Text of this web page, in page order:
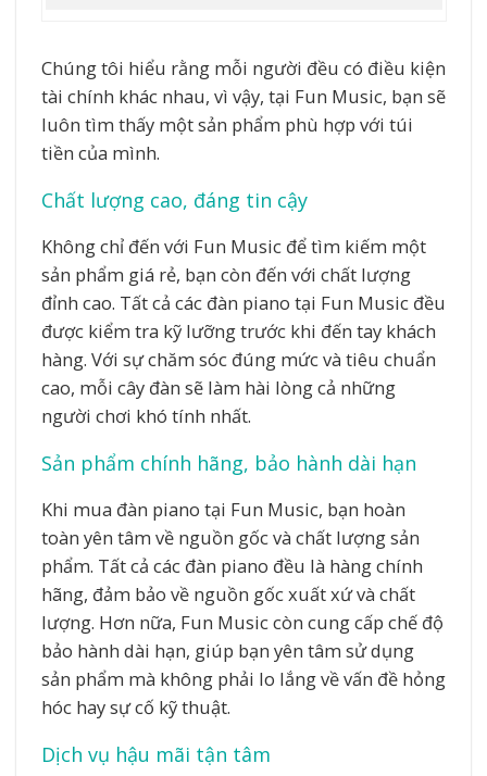
Chúng tôi hiểu rằng mỗi người đều có điều kiện
tài chính khác nhau, vì vậy, tại Fun Music, bạn sẽ
luôn tìm thấy một sản phẩm phù hợp với túi
tiền của mình.
Chất lượng cao, đáng tin cậy
Không chỉ đến với Fun Music để tìm kiếm một
sản phẩm giá rẻ, bạn còn đến với chất lượng
đỉnh cao. Tất cả các đàn piano tại Fun Music đều
được kiểm tra kỹ lưỡng trước khi đến tay khách
hàng. Với sự chăm sóc đúng mức và tiêu chuẩn
cao, mỗi cây đàn sẽ làm hài lòng cả những
người chơi khó tính nhất.
Sản phẩm chính hãng, bảo hành dài hạn
Khi mua đàn piano tại Fun Music, bạn hoàn
toàn yên tâm về nguồn gốc và chất lượng sản
phẩm. Tất cả các đàn piano đều là hàng chính
hãng, đảm bảo về nguồn gốc xuất xứ và chất
lượng. Hơn nữa, Fun Music còn cung cấp chế độ
bảo hành dài hạn, giúp bạn yên tâm sử dụng
sản phẩm mà không phải lo lắng về vấn đề hỏng
hóc hay sự cố kỹ thuật.
Dịch vụ hậu mãi tận tâm